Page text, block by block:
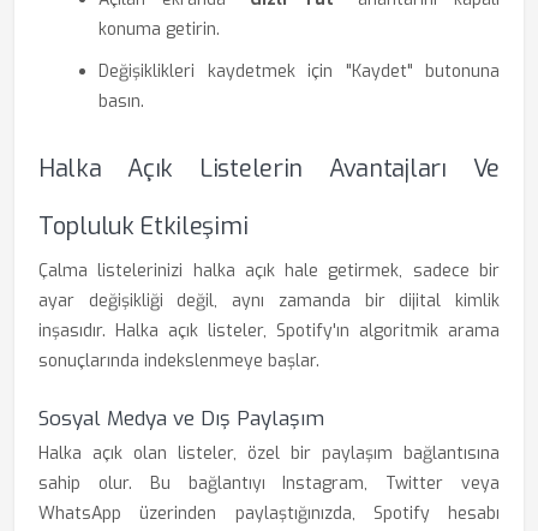
konuma getirin.
Değişiklikleri kaydetmek için "Kaydet" butonuna
basın.
Halka Açık Listelerin Avantajları Ve
Topluluk Etkileşimi
Çalma listelerinizi halka açık hale getirmek, sadece bir
ayar değişikliği değil, aynı zamanda bir dijital kimlik
inşasıdır. Halka açık listeler, Spotify'ın algoritmik arama
sonuçlarında indekslenmeye başlar.
Sosyal Medya ve Dış Paylaşım
Halka açık olan listeler, özel bir paylaşım bağlantısına
sahip olur. Bu bağlantıyı Instagram, Twitter veya
WhatsApp üzerinden paylaştığınızda, Spotify hesabı